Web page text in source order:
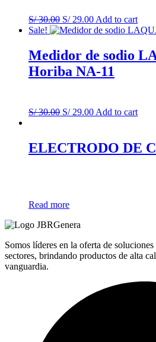
S/30.00 Original
price
S/ 30.00.
S/29.00Current
price
S/ 29.00.
Add to cart
Sale!
Medidor de sodio
Horiba NA-11
S/30.00 Original
S/ 30.00.
S/29.00Current
S/ 29.00.
Add to cart
ELECTRODO DE
Read more
Somos líderes en la oferta de
sectores, brindando productos de alta
vanguardia.